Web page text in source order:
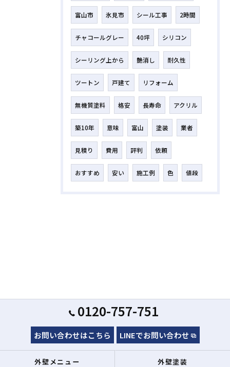
富山市 氷見市 シール工事 2時間
チャコールグレー 40坪 シリコン
シーリング上から 艶消し 耐久性
ツートン 戸建て リフォーム
無機質塗料 格安 長寿命 アクリル
築10年 意味 富山 塗装 業者
見積り 費用 評判 依頼
おすすめ 安い 施工例 色 値段
0120-757-751
お問い合わせはこちら LINEでお問い合わせ
外壁メニュー 外壁塗装